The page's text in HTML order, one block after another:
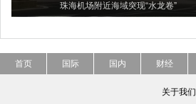
珠海机场附近海域突现“水龙卷”
首页 国际 国内 财经
关于我们